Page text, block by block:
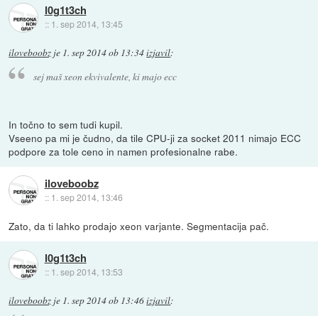
l0g1t3ch
:: 1. sep 2014, 13:45
iloveboobz je 1. sep 2014 ob 13:34izjavil:
sej maš xeon ekvivalente, ki majo ecc
In točno to sem tudi kupil.
Vseeno pa mi je čudno, da tile CPU-ji za socket 2011 nimajo ECC
podpore za tole ceno in namen profesionalne rabe.
iloveboobz
:: 1. sep 2014, 13:46
Zato, da ti lahko prodajo xeon varjante. Segmentacija pač.
l0g1t3ch
:: 1. sep 2014, 13:53
iloveboobz je 1. sep 2014 ob 13:46izjavil: